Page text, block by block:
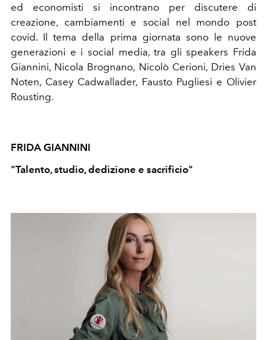
ed economisti si incontrano per discutere di
creazione, cambiamenti e social nel mondo post
covid. Il tema della prima giornata sono le nuove
generazioni e i social media, tra gli speakers Frida
Giannini, Nicola Brognano, Nicolò Cerioni, Dries Van
Noten, Casey Cadwallader, Fausto Pugliesi e Olivier
Rousting.
FRIDA GIANNINI
"Talento, studio, dedizione e sacrificio"